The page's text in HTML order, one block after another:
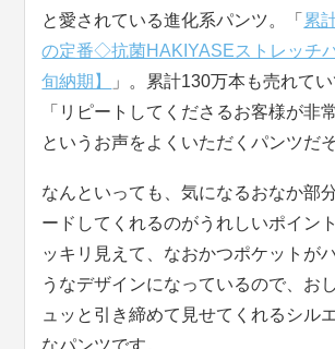
と愛されている進化系パンツ。「 累
の定番◇抗菌HAKIYASEストレッチ
旬納期】
」。累計130万本も売れて
「リピートしてくださるお客様が非
というお声をよくいただくパンツだ
なんといっても、気になるおなか部
ードしてくれるのがうれしいポイン
ッキリ見えて、なおかつポケットが
うなデザインになっているので、お
ュッと引き締めて見せてくれるシル
なパンツです。